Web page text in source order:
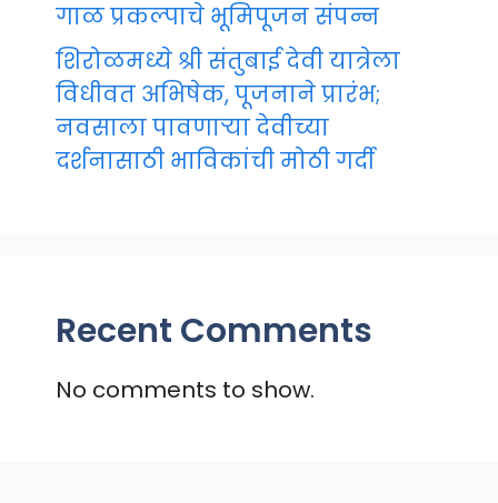
गाळ प्रकल्पाचे भूमिपूजन संपन्न
शिरोळमध्ये श्री संतुबाई देवी यात्रेला
विधीवत अभिषेक, पूजनाने प्रारंभ;
नवसाला पावणाऱ्या देवीच्या
दर्शनासाठी भाविकांची मोठी गर्दी
Recent Comments
No comments to show.